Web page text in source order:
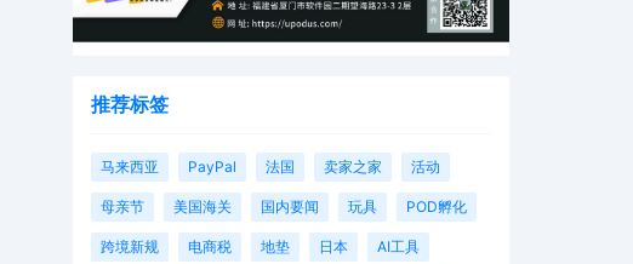
推荐标签
马来西亚 PayPal 法国 卖家之家 活动
母亲节 美国海关 国内要闻 玩具 POD孵化
跨境新规 电商税 地垫 日本 AI工具